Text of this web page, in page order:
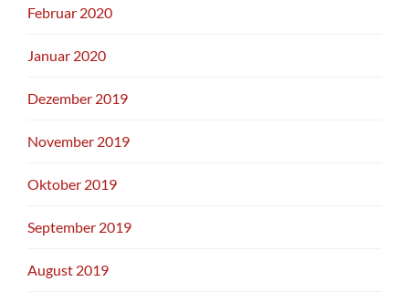
Februar 2020
Januar 2020
Dezember 2019
November 2019
Oktober 2019
September 2019
August 2019